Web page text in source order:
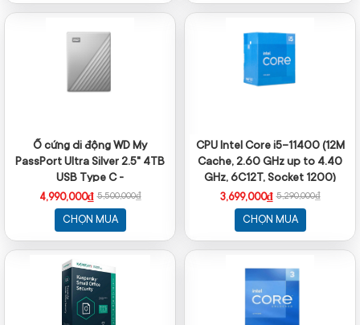
Ổ cứng di động WD My
PassPort Ultra Silver 2.5" 4TB
USB Type C -
WDBFTM0040BSL (mã mới -
Vỏ nhôm)
4,990,000₫ 5,500,000₫
CHỌN MUA
CPU Intel Core i5-11400 (12M
Cache, 2.60 GHz up to 4.40
GHz, 6C12T, Socket 1200)
3,699,000₫ 5,290,000₫
CHỌN MUA